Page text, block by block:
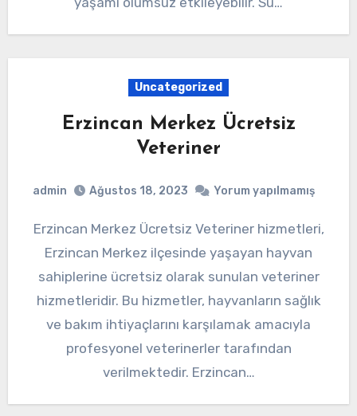
Uncategorized
Erzincan Merkez Ücretsiz
Veteriner
admin Ağustos 18, 2023 Yorum yapılmamış
Erzincan Merkez Ücretsiz Veteriner hizmetleri,
Erzincan Merkez ilçesinde yaşayan hayvan
sahiplerine ücretsiz olarak sunulan veteriner
hizmetleridir. Bu hizmetler, hayvanların sağlık
ve bakım ihtiyaçlarını karşılamak amacıyla
profesyonel veterinerler tarafından
verilmektedir. Erzincan…